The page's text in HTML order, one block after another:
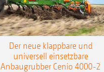
Der neue klappbare und
universell einsetzbare
Anbaugrubber Cenio 4000-2